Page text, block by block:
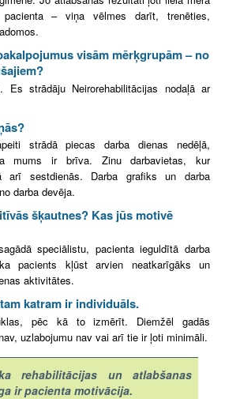
– viņa vēlmes darīt, trenēties,
visām mērķgrupām – no
strādāju Neirorehabilitācijas nodaļā ar
strādā piecas darba dienas nedēļā,
mums ir brīva. Zinu darbavietas, kur
arī sestdienās. Darba grafiks un darba
darba devēja.
šķautnes? Kas jūs motivē
speciālistu, pacienta ieguldītā darba
pacients kļūst arvien neatkarīgāks un
aktivitātes.
katram ir individuāls.
pēc kā to izmērīt. Diemžēl gadās
uzlabojumu nav vai arī tie ir ļoti minimāli.
rehabilitācijas un atlabšanas
ir pacienta motivācija.